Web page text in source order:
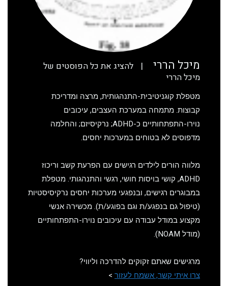
מיכל הררי |
להציג את כל הפוסטים של
מיכל הררי
מטפלת קוגניטיבית-התנהגותית, מרצה ומדריכת
קבוצות. מתמחה במערכת העצבים, עיכובים
נוירו-התפתחותיים כ-ADHD; נרקיסיזם; והחלמה
מדפוסים לא בטוחים במערכות יחסים.
מלווה הורים לילדים רגישים עם הפרעת קשב וריכוז
ADHD, קושי בויסות חושי, רגשי והתנהגותי. מטפלת
במבוגרים רגישים, ובנפגעי מערכות יחסים נרקיסיסטיות
(טיפול גם בנפגע/ת וגם בפוגע/ת). מכשירה אנשי
מקצוע במודל עבודה עם עיכובים נוירו-התפתחותיים
(מודל NOAM).
מרגישים שאתם זקוקים להדרכה וליווי?
צרו איתי קשר, אשמח לעזור>